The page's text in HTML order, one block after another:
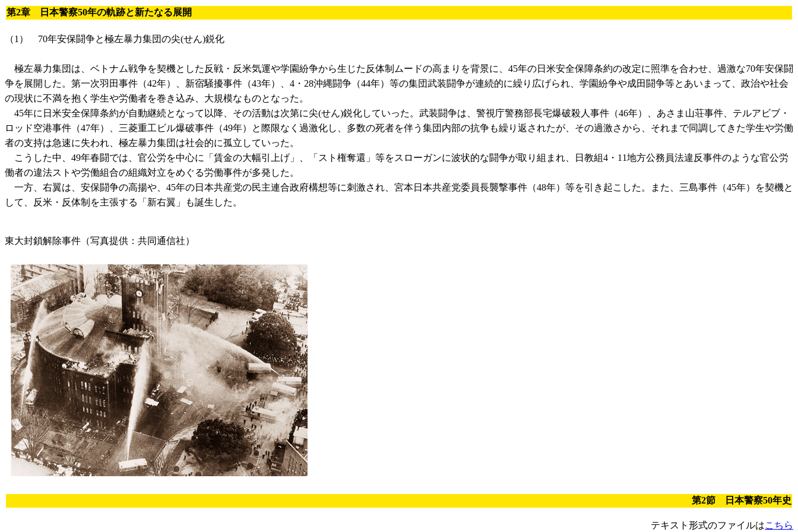
第2章 日本警察50年の軌跡と新たなる展開
（1） 70年安保闘争と極左暴力集団の尖(せん)鋭化
極左暴力集団は、ベトナム戦争を契機とした反戦・反米気運や学園紛争から生じた反体制ムードの高まりを背景に、45年の日米安全保障条約の改定に照準を合わせ、過激な70年安保闘
争を展開した。第一次羽田事件（42年）、新宿騒擾事件（43年）、4・28沖縄闘争（44年）等の集団武装闘争が連続的に繰り広げられ、学園紛争や成田闘争等とあいまって、政治や社会
の現状に不満を抱く学生や労働者を巻き込み、大規模なものとなった。
45年に日米安全保障条約が自動継続となって以降、その活動は次第に尖(せん)鋭化していった。武装闘争は、警視庁警務部長宅爆破殺人事件（46年）、あさま山荘事件、テルアビブ・
ロッド空港事件（47年）、三菱重工ビル爆破事件（49年）と際限なく過激化し、多数の死者を伴う集団内部の抗争も繰り返されたが、その過激さから、それまで同調してきた学生や労働
者の支持は急速に失われ、極左暴力集団は社会的に孤立していった。
こうした中、49年春闘では、官公労を中心に「賃金の大幅引上げ」、「スト権奪還」等をスローガンに波状的な闘争が取り組まれ、日教組4・11地方公務員法違反事件のような官公労
働者の違法ストや労働組合の組織対立をめぐる労働事件が多発した。
一方、右翼は、安保闘争の高揚や、45年の日本共産党の民主連合政府構想等に刺激され、宮本日本共産党委員長襲撃事件（48年）等を引き起こした。また、三島事件（45年）を契機と
して、反米・反体制を主張する「新右翼」も誕生した。
東大封鎖解除事件（写真提供：共同通信社）
第2節 日本警察50年史
テキスト形式のファイルはこちら